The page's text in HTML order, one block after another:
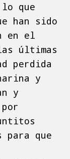
que
han sido
en el
últimas
perdida
y
y
para que